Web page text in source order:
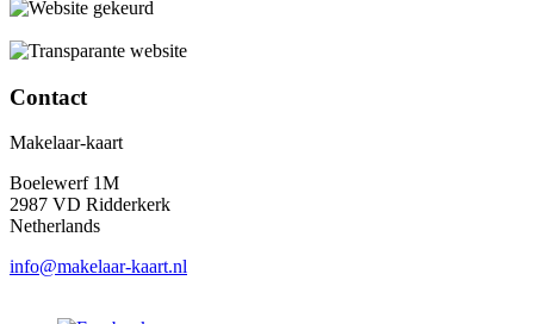
Contact
Makelaar-kaart
Boelewerf 1M
2987 VD Ridderkerk
Netherlands
info@makelaar-kaart.nl